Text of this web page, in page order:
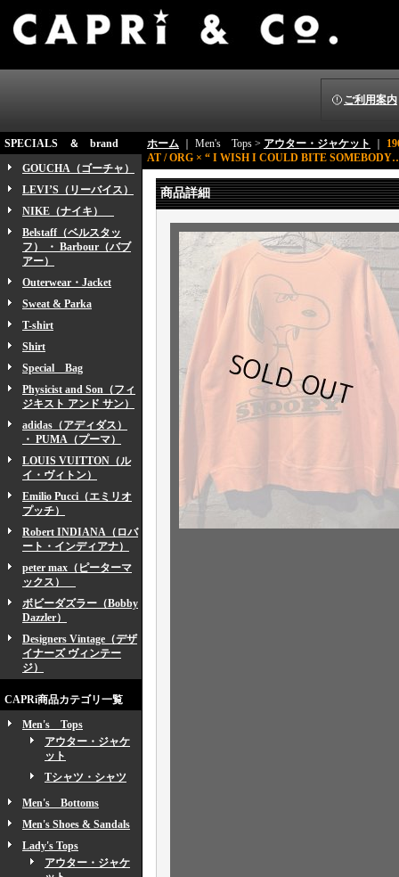
ご利用案内
SPECIALS ＆ brand
GOUCHA（ゴーチャ）
LEVI’S（リーバイス）
NIKE（ナイキ）
Belstaff（ベルスタッ
フ） ・ Barbour（バブ
アー）
Outerwear・Jacket
Sweat & Parka
T-shirt
Shirt
Special Bag
Physicist and Son（フィ
ジキスト アンド サン）
adidas（アディダス）
・ PUMA（プーマ）
LOUIS VUITTON（ル
イ・ヴィトン）
Emilio Pucci（エミリオ
プッチ）
Robert INDIANA（ロバ
ート・インディアナ）
peter max（ピーターマ
ックス）
ボビーダズラー（Bobby
Dazzler）
Designers Vintage（デザ
イナーズ ヴィンテー
ジ）
CAPRi商品カテゴリ一覧
Men's Tops
アウター・ジャケ
ット
Tシャツ・シャツ
Men's Bottoms
Men's Shoes & Sandals
Lady's Tops
アウター・ジャケ
ホーム ｜ Men's Tops > アウター・ジャケット
AT / ORG × “ I WISH I COULD BITE
商品詳細